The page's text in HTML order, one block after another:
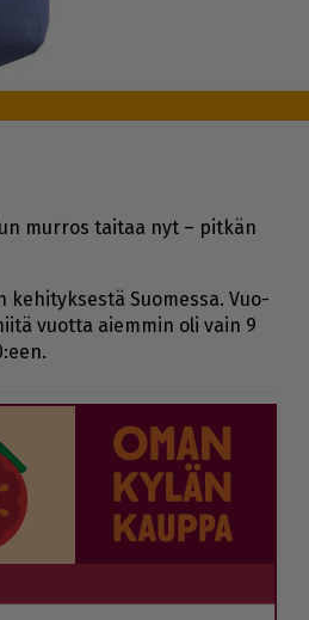
mur­ros tai­taa nyt – pit­kän
ke­hi­tyk­ses­tä Suo­mes­sa. Vuo­
vuot­ta ai­em­min oli vain 9